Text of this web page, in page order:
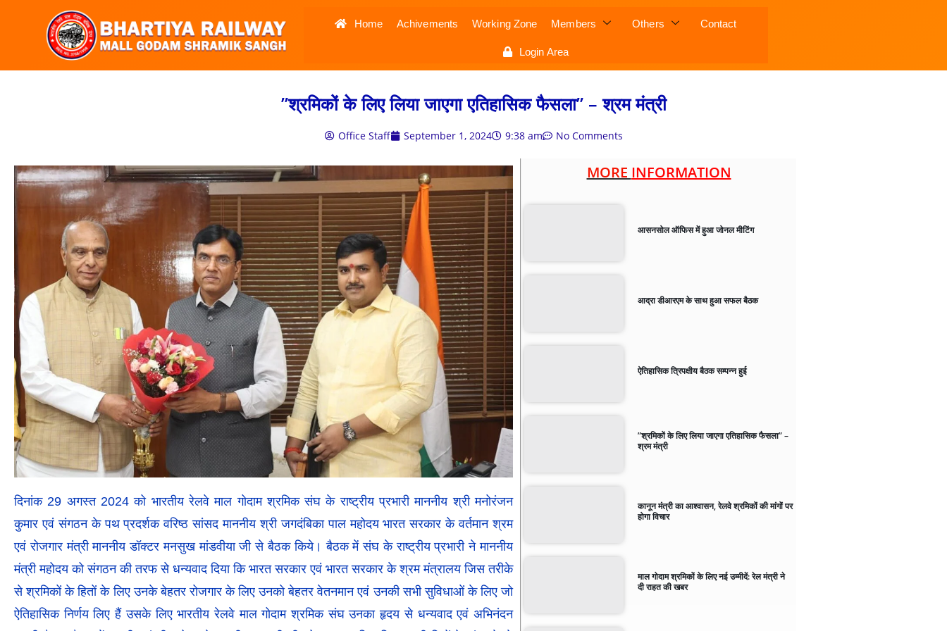
Home Achivements Working Zone Members Others Contact
Login Area
”श्रमिकों के लिए लिया जाएगा एतिहासिक फैसला” – श्रम मंत्री
Office Staff September 1, 2024 9:38 am No Comments
दिनांक 29 अगस्त 2024 को भारतीय रेलवे माल गोदाम श्रमिक संघ के राष्ट्रीय प्रभारी माननीय श्री मनोरंजन
कुमार एवं संगठन के पथ प्रदर्शक वरिष्ठ सांसद माननीय श्री जगदंबिका पाल महोदय भारत सरकार के वर्तमान श्रम
एवं रोजगार मंत्री माननीय डॉक्टर मनसुख मांडवीया जी से बैठक किये। बैठक में संघ के राष्ट्रीय प्रभारी ने माननीय
मंत्री महोदय को संगठन की तरफ से धन्यवाद दिया कि भारत सरकार एवं भारत सरकार के श्रम मंत्रालय जिस तरीके
से श्रमिकों के हितों के लिए उनके बेहतर रोजगार के लिए उनको बेहतर वेतनमान एवं उनकी सभी सुविधाओं के लिए जो
ऐतिहासिक निर्णय लिए हैं उसके लिए भारतीय रेलवे माल गोदाम श्रमिक संघ उनका हृदय से धन्यवाद एवं अभिनंदन
MORE INFORMATION
आसनसोल ऑफिस में हुआ जोनल मीटिंग
आद्रा डीआरएम के साथ हुआ सफल बैठक
ऐतिहासिक त्रिपक्षीय बैठक सम्पन्न हुई
”श्रमिकों के लिए लिया जाएगा एतिहासिक फैसला” –
श्रम मंत्री
कानून मंत्री का आश्वासन, रेलवे श्रमिकों की मांगों पर
होगा विचार
माल गोदाम श्रमिकों के लिए नई उम्मीदें: रेल मंत्री ने
दी राहत की खबर